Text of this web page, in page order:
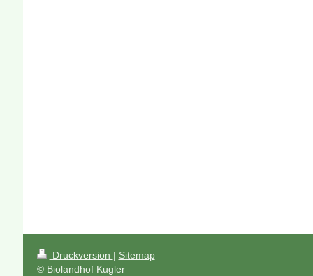
Druckversion | Sitemap
© Biolandhof Kugler